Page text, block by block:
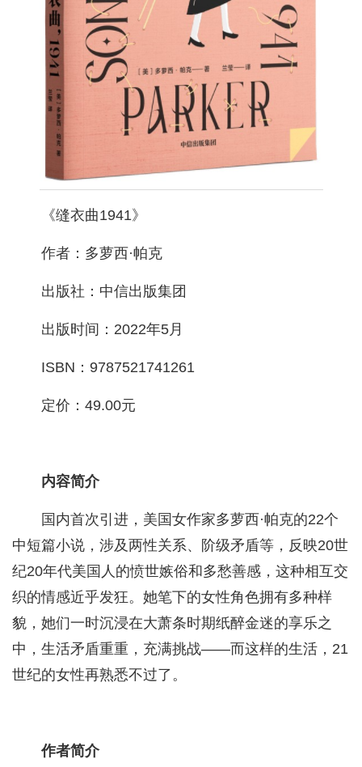
《缝衣曲1941》
作者：多萝西·帕克
出版社：中信出版集团
出版时间：2022年5月
ISBN：9787521741261
定价：49.00元
内容简介
国内首次引进，美国女作家多萝西·帕克的22个
中短篇小说，涉及两性关系、阶级矛盾等，反映20世
纪20年代美国人的愤世嫉俗和多愁善感，这种相互交
织的情感近乎发狂。她笔下的女性角色拥有多种样
貌，她们一时沉浸在大萧条时期纸醉金迷的享乐之
中，生活矛盾重重，充满挑战——而这样的生活，21
世纪的女性再熟悉不过了。
作者简介